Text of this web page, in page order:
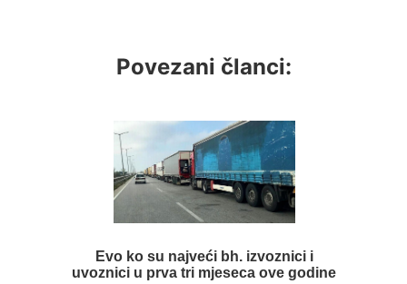
Povezani članci:
Evo ko su najveći bh. izvoznici i
uvoznici u prva tri mjeseca ove godine